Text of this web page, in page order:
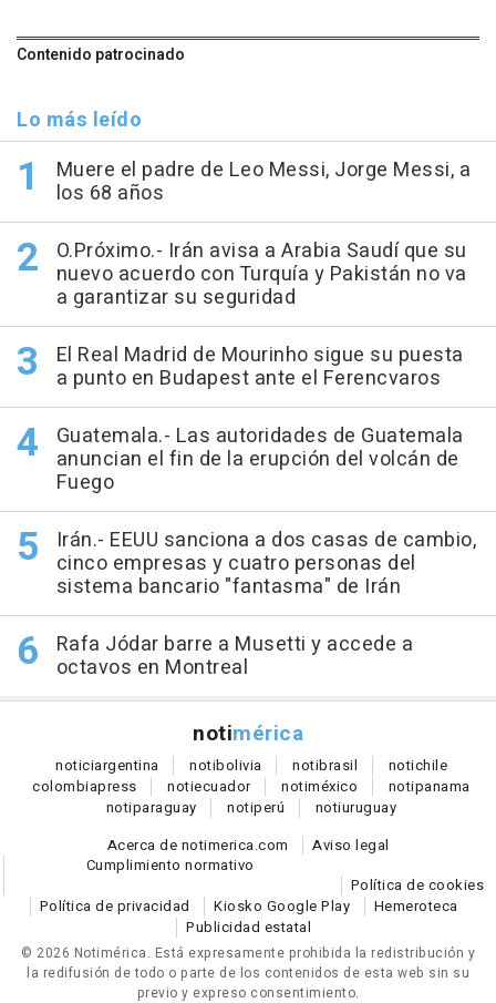
Contenido patrocinado
Lo más leído
Muere el padre de Leo Messi, Jorge Messi, a
los 68 años
O.Próximo.- Irán avisa a Arabia Saudí que su
nuevo acuerdo con Turquía y Pakistán no va
a garantizar su seguridad
El Real Madrid de Mourinho sigue su puesta
a punto en Budapest ante el Ferencvaros
Guatemala.- Las autoridades de Guatemala
anuncian el fin de la erupción del volcán de
Fuego
Irán.- EEUU sanciona a dos casas de cambio,
cinco empresas y cuatro personas del
sistema bancario "fantasma" de Irán
Rafa Jódar barre a Musetti y accede a
octavos en Montreal
notimérica
noticiargentina notibolivia notibrasil notichile
colombiapress notiecuador notiméxico notipanama
notiparaguay notiperú notiuruguay
Acerca de notimerica.com
Aviso legal
Cumplimiento normativo
Política de cookies
Política de privacidad
Kiosko Google Play
Hemeroteca
Publicidad estatal
© 2026 Notimérica. Está expresamente prohibida la redistribución y
la redifusión de todo o parte de los contenidos de esta web sin su
previo y expreso consentimiento.